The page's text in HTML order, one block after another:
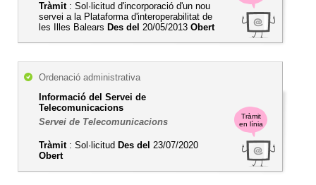
Tràmit: Sol·licitud d'incorporació d'un nou
servei a la Plataforma d'interoperabilitat de
les Illes Balears Des del 20/05/2013 Obert
Tràmit
en línia
Ordenació administrativa
Informació del Servei de
Telecomunicacions
Servei de Telecomunicacions
Tràmit: Sol·licitud Des del 23/07/2020
Obert